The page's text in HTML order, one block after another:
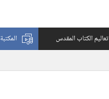
تعاليم الكتاب المقدس المكتبة